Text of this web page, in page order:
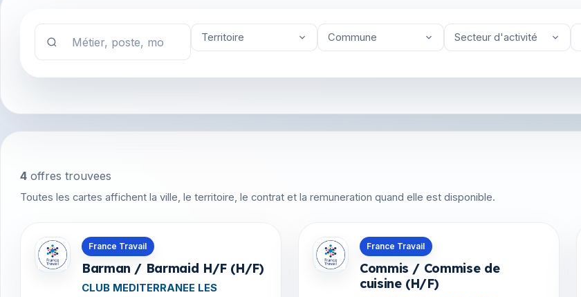
Territoire Commune Secteur d'activité
4 offres trouvees
Toutes les cartes affichent la ville, le territoire, le contrat et la remuneration quand elle est disponible.
France Travail
Barman / Barmaid H/F (H/F)
CLUB MEDITERRANEE LES
Offres en Martinique France Travail
Commis / Commise de
cuisine (H/F)
Offres en Martinique